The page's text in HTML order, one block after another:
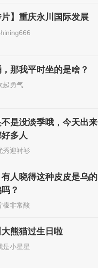
片】重庆永川国际发展
那我平时坐的是啥？
起勇气
是没淡季哦，今天出来
多人
秀迎衬衫
人晓得这种皮皮是乌的
？
檬非常酸
熊猫过生日啦
是小星星